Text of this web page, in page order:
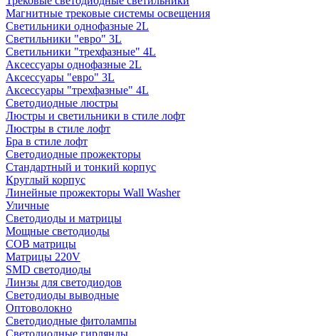
Магнитные трековые системы освещения
Светильники однофазные 2L
Светильники "евро" 3L
Светильники "трехфазные" 4L
Аксессуары однофазные 2L
Аксессуары "евро" 3L
Аксессуары "трехфазные" 4L
Светодиодные люстры
Люстры и светильники в стиле лофт
Люстры в стиле лофт
Бра в стиле лофт
Светодиодные прожекторы
Стандартный и тонкий корпус
Круглый корпус
Линейные прожекторы Wall Washer
Уличные
Светодиоды и матрицы
Мощные светодиоды
COB матрицы
Матрицы 220V
SMD светодиоды
Линзы для светодиодов
Светодиоды выводные
Оптоволокно
Светодиодные фитолампы
Светодиодные гирлянды